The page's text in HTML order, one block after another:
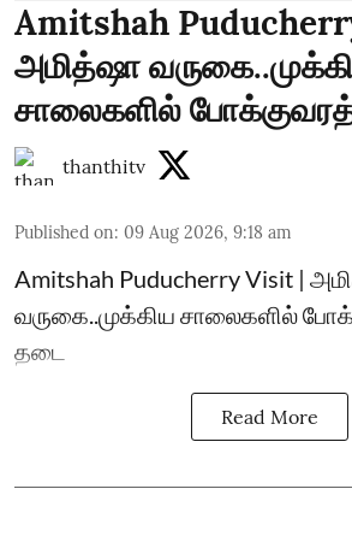
Amitshah
அமித்ஷா
சாலைகளில்
thanthitv
Published on: 09 Aug 2026, 9:18 am
Amitshah Puducherry Visit |
வருகை..முக்கிய சாலைகளில்
தடை
Read More